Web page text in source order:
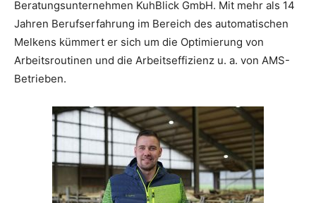
Beratungsunternehmen KuhBlick GmbH. Mit mehr als 14
Jahren Berufserfahrung im Bereich des automatischen
Melkens kümmert er sich um die Optimierung von
Arbeitsroutinen und die Arbeitseffizienz u. a. von AMS-
Betrieben.